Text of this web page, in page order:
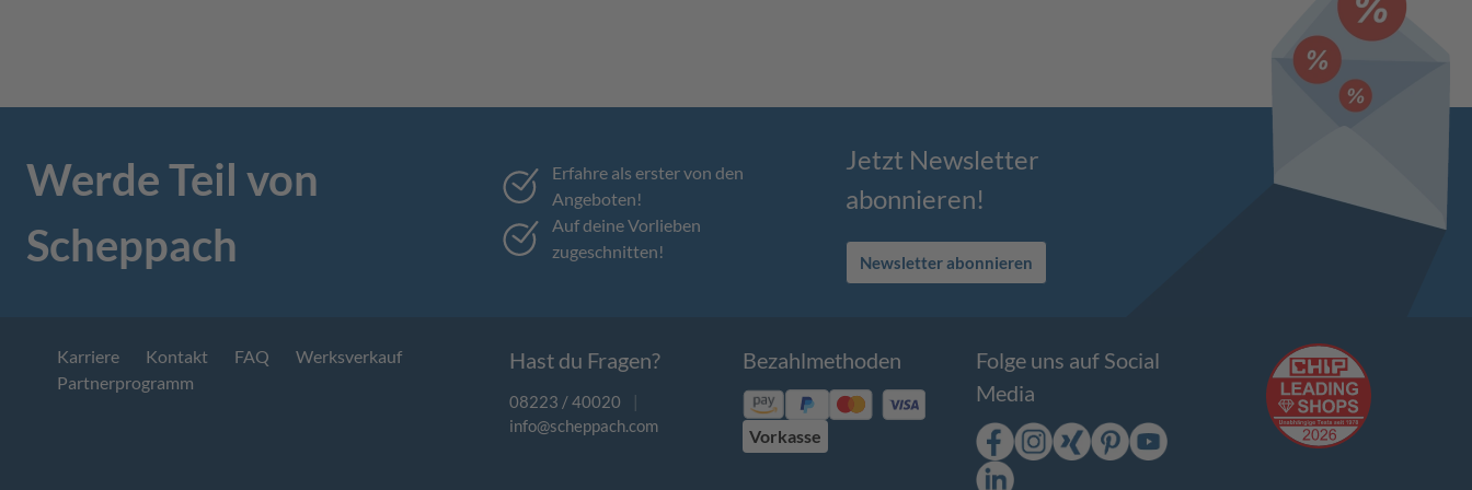
Werde Teil von
Scheppach
Erfahre als erster von den
Angeboten!
Auf deine Vorlieben
zugeschnitten!
Jetzt Newsletter
abonnieren!
Newsletter abonnieren
Karriere Kontakt FAQ
Werksverkauf
Partnerprogramm
Hast du Fragen?
08223 / 40020
|
info@scheppach.com
Bezahlmethoden
Vorkasse
Folge uns auf Social
Media